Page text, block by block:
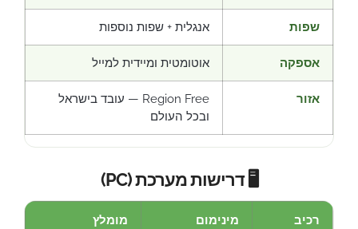
שפות אנגלית + שפות נוספות
אספקה אוטומטית ומיידית למייל
אזור
Region Free — עובד בישראל
ובכל העולם
🖥️ דרישות מערכת (PC)
רכיב מינימום מומלץ